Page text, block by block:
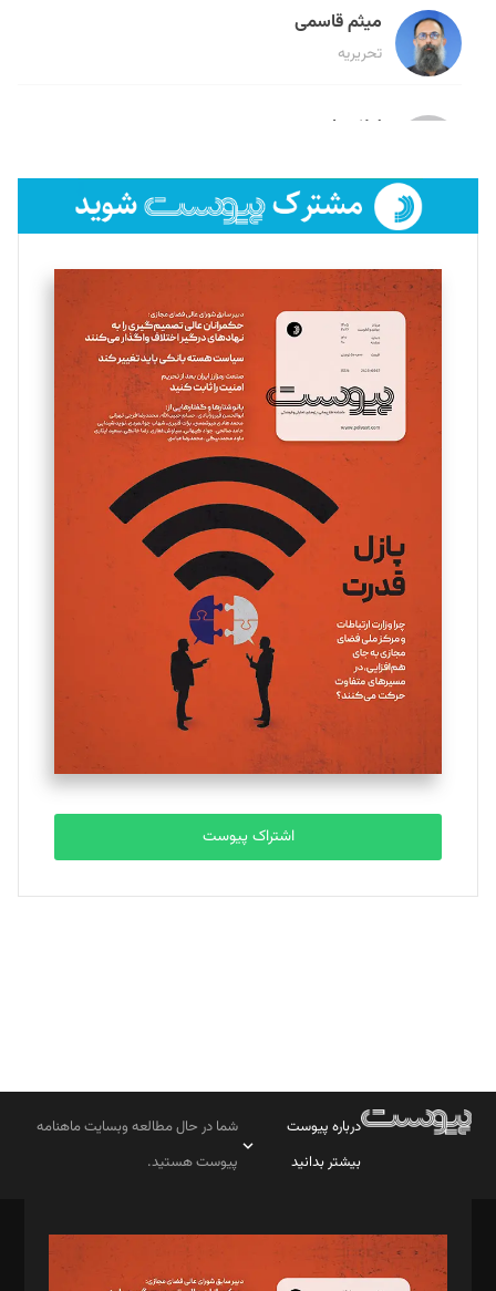
میثم قاسمی
تحریریه
لیلا حنارود
فائزه فتحی رستمی
تحریریه
سروش کرمیان
تحریریه
مینا پاکدل
یسنا امان‌پور
تحریریه
ملینا جعفری
تحریریه
مصطفی مسجدی آرانی
تحریریه
بابک نقاش
تحریریه
اشتراک پیوست
درباره پیوست
بیشتر بدانید
شما در حال مطالعه وبسایت ماهنامه
پیوست هستید.
مدیر مسئول: محمدباقر اثنی‌عشری
سردبیر: مهرک محمودی